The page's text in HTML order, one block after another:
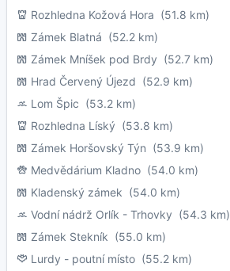
Rozhledna Kožová Hora (51.8 km)
Zámek Blatná (52.2 km)
Zámek Mníšek pod Brdy (52.7 km)
Hrad Červený Újezd (52.9 km)
Lom Špic (53.2 km)
Rozhledna Líský (53.8 km)
Zámek Horšovský Týn (53.9 km)
Medvědárium Kladno (54.0 km)
Kladenský zámek (54.0 km)
Vodní nádrž Orlík - Trhovky (54.3 km)
Zámek Stekník (55.0 km)
Lurdy - poutní místo (55.2 km)